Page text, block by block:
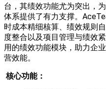
台，其绩效功能尤为突出，
体系提供了有力支撑。
时成本精细核算、绩效规则
度整合以及项目管理与绩效
用的绩效功能模块，助力企
营效能。
核心功能：